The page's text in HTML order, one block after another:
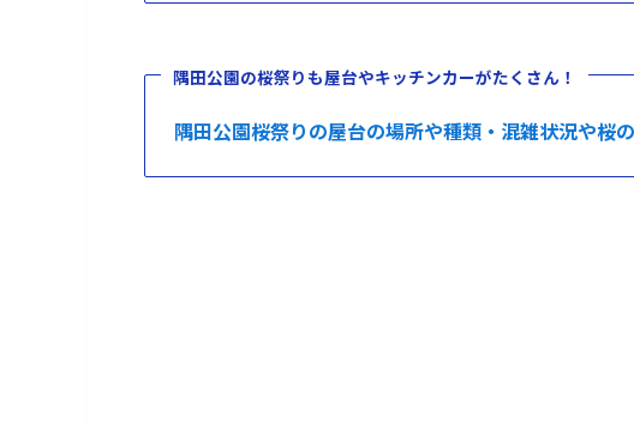
隅田公園の桜祭りも屋台やキッチンカーがたくさん！
隅田公園桜祭りの屋台の場所や種類・混雑状況や桜